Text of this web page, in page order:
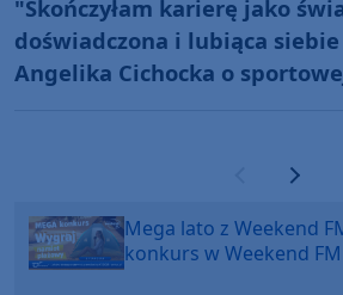
"Skończyłam karierę jako
doświadczona i lubiąca
Angelika Cichocka o
Mega lato z Weekend
konkurs w Weekend FM